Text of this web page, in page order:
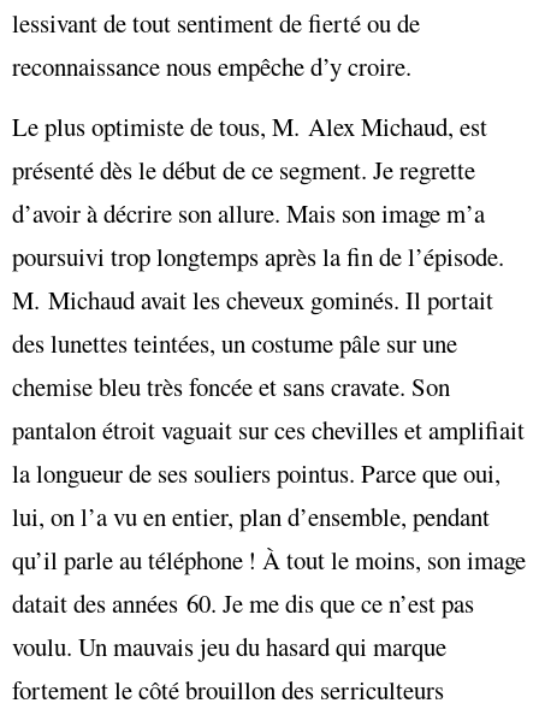
lessivant de tout sentiment de fierté ou de
reconnaissance nous empêche d’y croire.
Le plus optimiste de tous, M. Alex Michaud, est
présenté dès le début de ce segment. Je regrette
d’avoir à décrire son allure. Mais son image m’a
poursuivi trop longtemps après la fin de l’épisode.
M. Michaud avait les cheveux gominés. Il portait
des lunettes teintées, un costume pâle sur une
chemise bleu très foncée et sans cravate. Son
pantalon étroit vaguait sur ces chevilles et amplifiait
la longueur de ses souliers pointus. Parce que oui,
lui, on l’a vu en entier, plan d’ensemble, pendant
qu’il parle au téléphone ! À tout le moins, son image
datait des années 60. Je me dis que ce n’est pas
voulu. Un mauvais jeu du hasard qui marque
fortement le côté brouillon des serriculteurs